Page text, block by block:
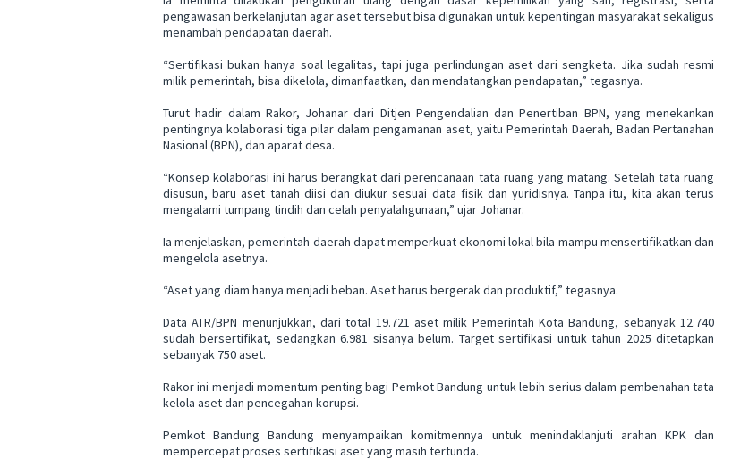
pengawasan berkelanjutan agar aset tersebut bisa digunakan untuk kepentingan masyarakat sekaligus
menambah pendapatan daerah.
“Sertifikasi bukan hanya soal legalitas, tapi juga perlindungan aset dari sengketa. Jika sudah resmi
milik pemerintah, bisa dikelola, dimanfaatkan, dan mendatangkan pendapatan,” tegasnya.
Turut hadir dalam Rakor, Johanar dari Ditjen Pengendalian dan Penertiban BPN, yang menekankan
pentingnya kolaborasi tiga pilar dalam pengamanan aset, yaitu Pemerintah Daerah, Badan Pertanahan
Nasional (BPN), dan aparat desa.
“Konsep kolaborasi ini harus berangkat dari perencanaan tata ruang yang matang. Setelah tata ruang
disusun, baru aset tanah diisi dan diukur sesuai data fisik dan yuridisnya. Tanpa itu, kita akan terus
mengalami tumpang tindih dan celah penyalahgunaan,” ujar Johanar.
Ia menjelaskan, pemerintah daerah dapat memperkuat ekonomi lokal bila mampu mensertifikatkan dan
mengelola asetnya.
“Aset yang diam hanya menjadi beban. Aset harus bergerak dan produktif,” tegasnya.
Data ATR/BPN menunjukkan, dari total 19.721 aset milik Pemerintah Kota Bandung, sebanyak 12.740
sudah bersertifikat, sedangkan 6.981 sisanya belum. Target sertifikasi untuk tahun 2025 ditetapkan
sebanyak 750 aset.
Rakor ini menjadi momentum penting bagi Pemkot Bandung untuk lebih serius dalam pembenahan tata
kelola aset dan pencegahan korupsi.
Pemkot Bandung Bandung menyampaikan komitmennya untuk menindaklanjuti arahan KPK dan
mempercepat proses sertifikasi aset yang masih tertunda.